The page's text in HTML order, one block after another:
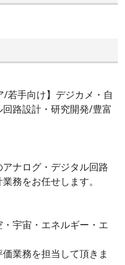
若手向け】デジカメ・自
路設計・研究開発/豊富
ナログ・デジタル回路
務をお任せします。
宇宙・エネルギー・エ
業務を担当して頂きま